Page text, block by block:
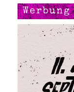
Werbung